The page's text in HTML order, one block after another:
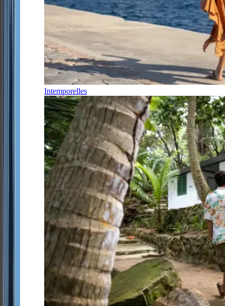
Intemporelles